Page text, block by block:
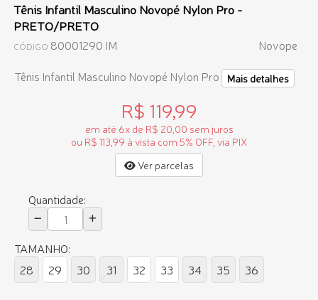
Tênis Infantil Masculino Novopé Nylon Pro -
PRETO/PRETO
CÓDIGO 80001290 IM
Novope
Tênis Infantil Masculino Novopé Nylon Pro
Mais detalhes
R$ 119,99
em até 6x de R$ 20,00 sem juros
ou R$ 113,99 à vista com 5% OFF, via PIX
Ver parcelas
Quantidade:
TAMANHO:
28
29 30 31 32 33 34 35 36